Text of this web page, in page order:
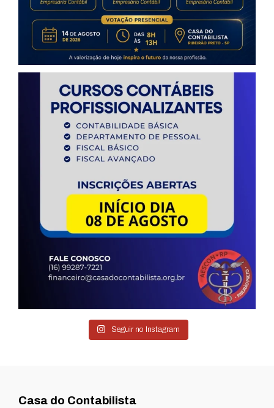
Seguir no Instagram
Casa do Contabilista